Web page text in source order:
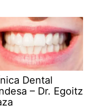
Dental
– Dr. Egoitz